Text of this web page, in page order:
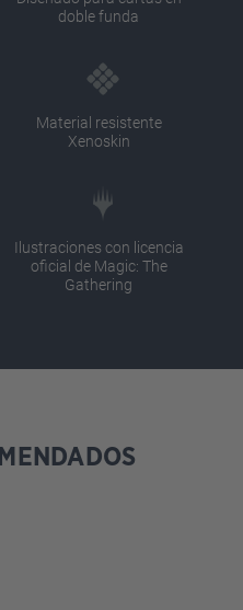
doble funda
Material resistente
Xenoskin
Ilustraciones con licencia
oficial de Magic: The
Gathering